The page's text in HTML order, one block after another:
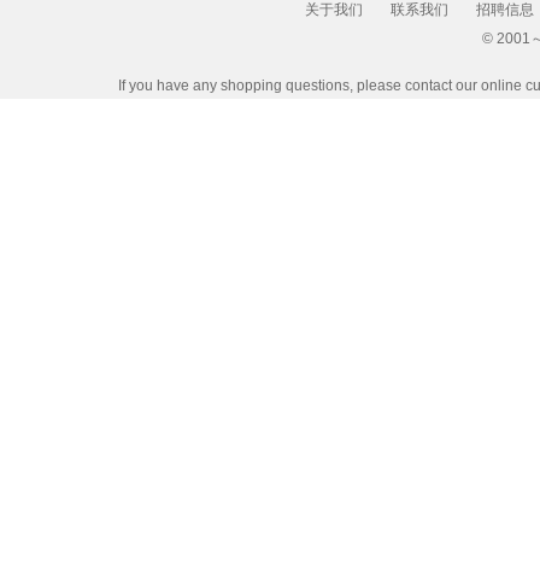
关于我们 联系我们
招聘信息
© 2001
If you have any shopping questions, please contact our online